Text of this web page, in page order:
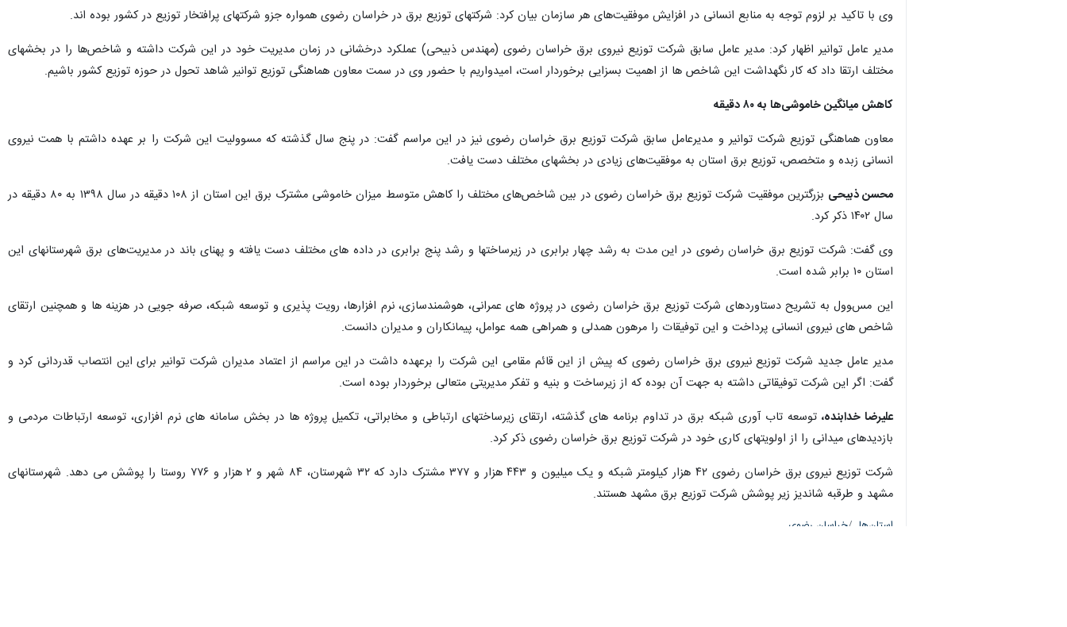
وی با تاکید بر لزوم توجه به منابع انسانی در افزایش موفقیت‌های هر سازمان بیان کرد: شرکتهای توزیع برق در خراسان رضوی همواره جزو شرکتهای پرافتخار توزیع در کشور بوده اند.
مدیر عامل توانیر اظهار کرد: مدیر عامل سابق شرکت توزیع نیروی برق خراسان رضوی (مهندس ذبیحی) عملکرد درخشانی در زمان مدیریت خود در این شرکت داشته و شاخص‌ها را در بخشهای
مختلف ارتقا داد که کار نگهداشت این شاخص ها از اهمیت بسزایی برخوردار است، امیدواریم با حضور وی در سمت معاون هماهنگی توزیع توانیر شاهد تحول در حوزه توزیع کشور باشیم.
کاهش میانگین خاموشی‌ها به ۸۰ دقیقه
معاون هماهنگی توزیع شرکت توانیر و مدیرعامل سابق شرکت توزیع برق خراسان رضوی نیز در این مراسم گفت: در پنج سال گذشته که مسوولیت این شرکت را بر عهده داشتم با همت نیروی
انسانی زبده و متخصص، توزیع برق استان به موفقیت‌های زیادی در بخشهای مختلف دست یافت.
محسن ذبیحی
بزرگترین موفقیت شرکت توزیع برق خراسان رضوی در بین شاخص‌های مختلف را کاهش متوسط میزان خاموشی مشترک برق این استان از ۱۰۸ دقیقه در سال ۱۳۹۸ به ۸۰ دقیقه در
سال ۱۴۰۲ ذکر کرد.
وی گفت: شرکت توزیع برق خراسان رضوی در این مدت به رشد چهار برابری در زیرساختها و رشد پنج برابری در داده های مختلف دست یافته و پهنای باند در مدیریت‌های برق شهرستانهای این
استان ۱۰ برابر شده است.
این مسوول به تشریح دستاوردهای شرکت توزیع برق خراسان رضوی در پروژه های عمرانی، هوشمندسازی، نرم افزارها، رویت پذیری و توسعه شبکه، صرفه جویی در هزینه ها و همچنین ارتقای
شاخص های نیروی انسانی پرداخت و این توفیقات را مرهون همدلی و همراهی همه عوامل، پیمانکاران و مدیران دانست.
مدیر عامل جدید شرکت توزیع نیروی برق خراسان رضوی که پیش از این قائم مقامی این شرکت را برعهده داشت در این مراسم از اعتماد مدیران شرکت توانیر برای این انتصاب قدردانی کرد و
گفت: اگر این شرکت توفیقاتی داشته به جهت آن بوده که از زیرساخت و بنیه و تفکر مدیریتی متعالی برخوردار بوده است.
علیرضا خدابنده، توسعه تاب آوری شبکه برق در تداوم برنامه های گذشته، ارتقای زیرساختهای ارتباطی و مخابراتی، تکمیل پروژه ها در بخش سامانه های نرم افزاری، توسعه ارتباطات مردمی و
بازدیدهای میدانی را از اولویتهای کاری خود در شرکت توزیع برق خراسان رضوی ذکر کرد.
شرکت توزیع نیروی برق خراسان رضوی ۴۲ هزار کیلومتر شبکه و یک میلیون و ۴۴۳ هزار و ۳۷۷ مشترک دارد که ۳۲ شهرستان، ۸۴ شهر و ۲ هزار و ۷۷۶ روستا را پوشش می دهد. شهرستانهای
مشهد و طرقبه شاندیز زیر پوشش شرکت توزیع برق مشهد هستند.
استان‌ها خراسان رضوی